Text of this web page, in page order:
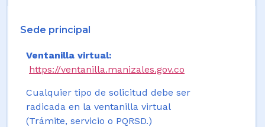
Sede principal
Ventanilla virtual:
https://ventanilla.manizales.gov.co
Cualquier tipo de solicitud debe ser
radicada en la ventanilla virtual
(Trámite, servicio o PQRSD.)